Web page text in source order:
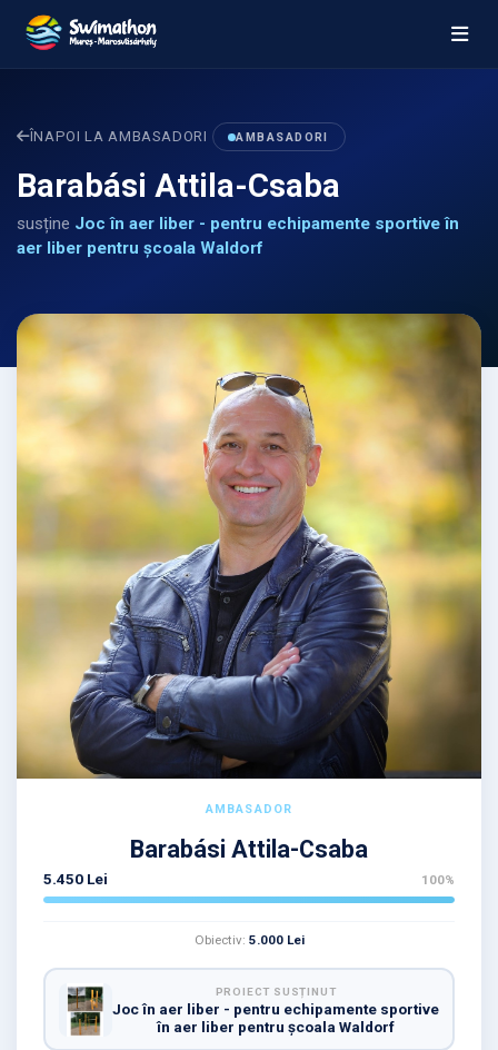
ÎNAPOI LA AMBASADORI AMBASADORI
Barabási Attila-Csaba
susține Joc în aer liber - pentru echipamente sportive în
aer liber pentru școala Waldorf
AMBASADOR
Barabási Attila-Csaba
5.450 Lei 100%
Obiectiv: 5.000 Lei
PROIECT SUSȚINUT
Joc în aer liber - pentru echipamente sportive
în aer liber pentru școala Waldorf